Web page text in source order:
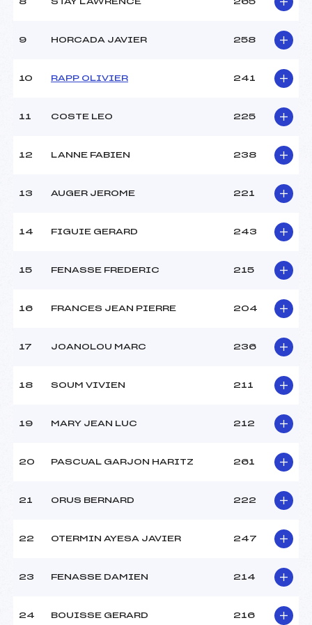
8 STAY LAWRENCE 265
9 HORCADA JAVIER 258
10 RAPP OLIVIER 241
11 COSTE LEO 225
12 LANNE FABIEN 238
13 AUGER JEROME 221
14 FIGUIE GERARD 243
15 FENASSE FREDERIC 215
16 FRANCES JEAN PIERRE 204
17 JOANOLOU MARC 236
18 SOUM VIVIEN 211
19 MARY JEAN LUC 212
20 PASCUAL GARJON HARITZ 261
21 ORUS BERNARD 222
22 OTERMIN AYESA JAVIER 247
23 FENASSE DAMIEN 214
24 BOUISSE GERARD 216